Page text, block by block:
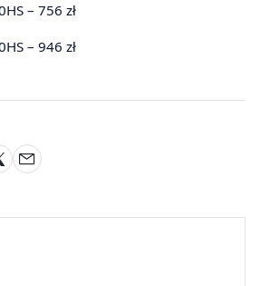
– 756 zł
– 946 zł